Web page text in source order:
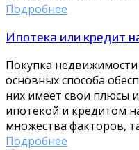
Подробнее
Ипотека или кредит
Покупка
основных способа
них имеет свои плюсы
ипотекой и кредитом
множества факторов,
Подробнее